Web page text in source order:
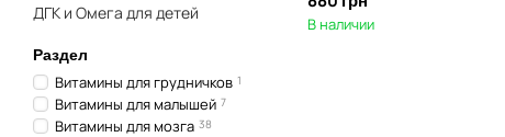
В наличии
ДГК и Омега для детей
Раздел
Витамины для грудничков 1
Витамины для малышей 7
Витамины для мозга 38